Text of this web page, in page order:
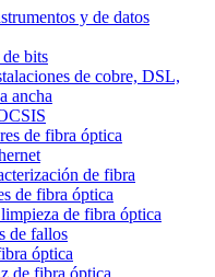
y de datos
de bits
de cobre, DSL,
ancha
de fibra óptica
de fibra
de fibra óptica
de fibra óptica
de fallos
óptica